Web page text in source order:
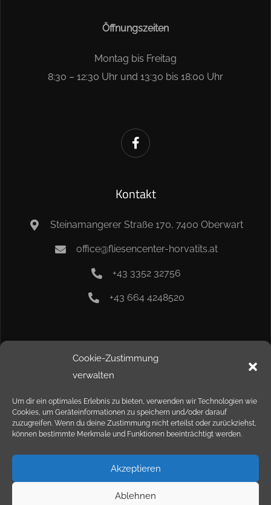
Cookie-Zustimmung
verwalten
Um dir ein optimales Erlebnis zu bieten, verwenden wir Technologien wie
Cookies, um Geräteinformationen zu speichern und/oder darauf
zuzugreifen. Wenn du deine Zustimmung nicht erteilst oder zurückziehst,
können bestimmte Merkmale und Funktionen beeinträchtigt werden.
Akzeptieren
Ablehnen
Öffnungszeiten
Montag bis Freitag
8:30 – 12:30 Uhr und 13:30 bis 18:00 Uhr
Kontakt
Steinamangerer Straße 170, 7400 Oberwart
office@fliesencenter-horvatits.at
+43 3352 32756
+43 664 4248520
Info
Impressum